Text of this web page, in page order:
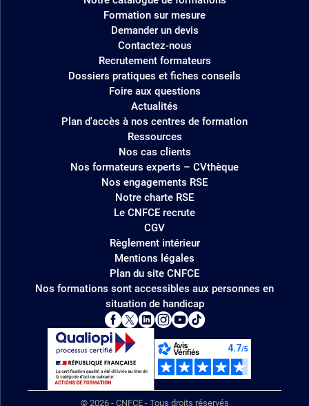
site
Formation sur mesure
Demander un devis
Contactez-nous
Recrutement formateurs
Dossiers pratiques et fiches conseils
Foire aux questions
Actualités
Plan d'accès à nos centres de formation
Ressources
Nos cas clients
Nos formateurs experts – CVthèque
Nos engagements RSE
Notre charte RSE
Le CNFCE recrute
CGV
Règlement intérieur
Mentions légales
Plan du site CNFCE
Nos formations sont accessibles aux personnes en
situation de handicap
© 2026 - CNFCE - Tous droits réservés